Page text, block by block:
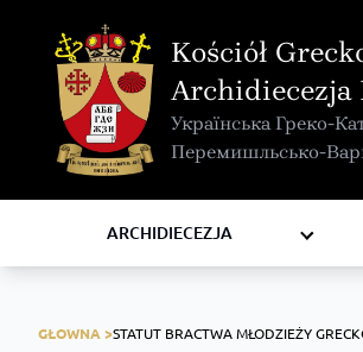
Kościół
Archidiecezja
Українська Греко-
Перемишльсько-
ARCHIDIECEZJA
KURIA METROPOLITALNA
KAPITUŁA
KOMISJE I WYDZIAŁY
RADY
ZAKONY I ZGROMADZENIA
GŁOWNA >STATUT BRACTWA MŁODZIEŻY